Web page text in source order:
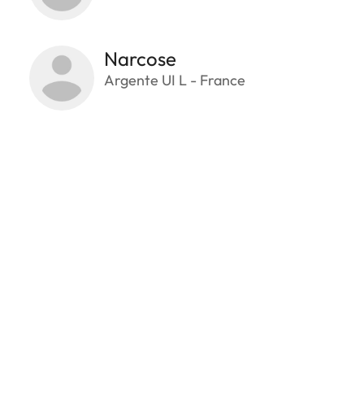
Narcose
Argente UI L - France